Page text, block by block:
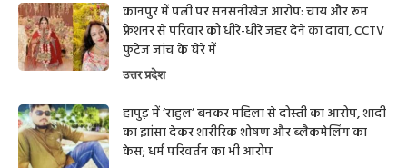
कानपुर में पत्नी पर सनसनीखेज आरोप: चाय और रूम
फ्रेशनर से परिवार को धीरे-धीरे जहर देने का दावा, CCTV
फुटेज जांच के घेरे में
उत्तर प्रदेश
हापुड़ में ‘राहुल’ बनकर महिला से दोस्ती का आरोप, शादी
का झांसा देकर शारीरिक शोषण और ब्लैकमेलिंग का
केस; धर्म परिवर्तन का भी आरोप